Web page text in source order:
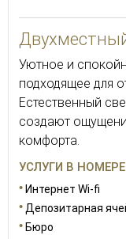
Уютное и
подходящее для
Естественный
создают
комфорта.
УСЛУГИ В НОМЕРЕ
Интернет Wi-fi
Депозитарная
Бюро